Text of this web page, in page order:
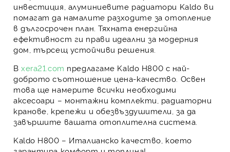
инвестиция, алуминиевите радиатори Kaldo ви
помагат да намалите разходите за отопление
в дългосрочен план. Тяхната енергийна
ефективност ги прави идеални за модерния
дом, търсещ устойчиви решения.
Вxera21.com предлагаме Kaldo H800 с най-
доброто съотношение цена-качество . Освен
това ще намерите всички необходими
аксесоари – монтажни комплекти, радиаторни
кранове, крепежи и обезвъздушители, за да
завършите вашата отоплителна система.
Kaldo H800 – Италианско качество, което